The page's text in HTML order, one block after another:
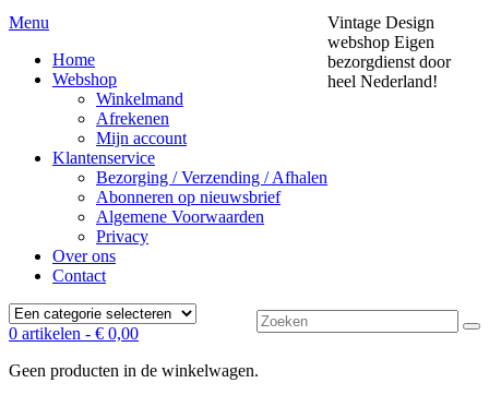
Menu
Home
Webshop
Winkelmand
Afrekenen
Mijn account
Klantenservice
Bezorging / Verzending / Afhalen
Abonneren op nieuwsbrief
Algemene Voorwaarden
Privacy
Over ons
Contact
Zoek
naar:
Vintage Design
webshop Eigen
bezorgdienst door
heel Nederland!
0 artikelen - € 0,00
Geen producten in de winkelwagen.